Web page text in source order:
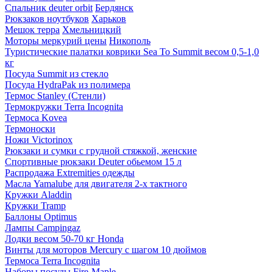
Спальник deuter orbit Бердянск
Рюкзаков ноутбуков Харьков
Мешок терра Хмельницкий
Моторы меркурий цены Никополь
Туристические палатки коврики Sea To Summit весом 0,5-1,0
кг
Посуда Summit из стекло
Посуда HydraPak из полимера
Термос Stanley (Стенли)
Термокружки Terra Incognita
Термоса Kovea
Термоноски
Ножи Victorinox
Рюкзаки и сумки с грудной стяжкой, женские
Спортивные рюкзаки Deuter обьемом 15 л
Распродажа Extremities одежды
Масла Yamalube для двигателя 2-х тактного
Кружки Aladdin
Кружки Tramp
Баллоны Optimus
Лампы Campingaz
Лодки весом 50-70 кг Honda
Винты для моторов Mercury с шагом 10 дюймов
Термоса Terra Incognita